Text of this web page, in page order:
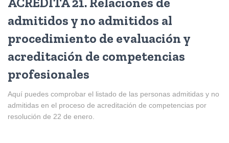
admitidos y no admitidos al
procedimiento de evaluación y
acreditación de competencias
profesionales
Aquí puedes comprobar el listado de las personas admitidas y no
admitidas en el proceso de acreditación de competencias por
resolución de 22 de enero.